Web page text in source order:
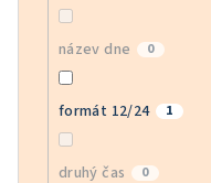
název dne 0
formát 12/24 1
druhý čas 0